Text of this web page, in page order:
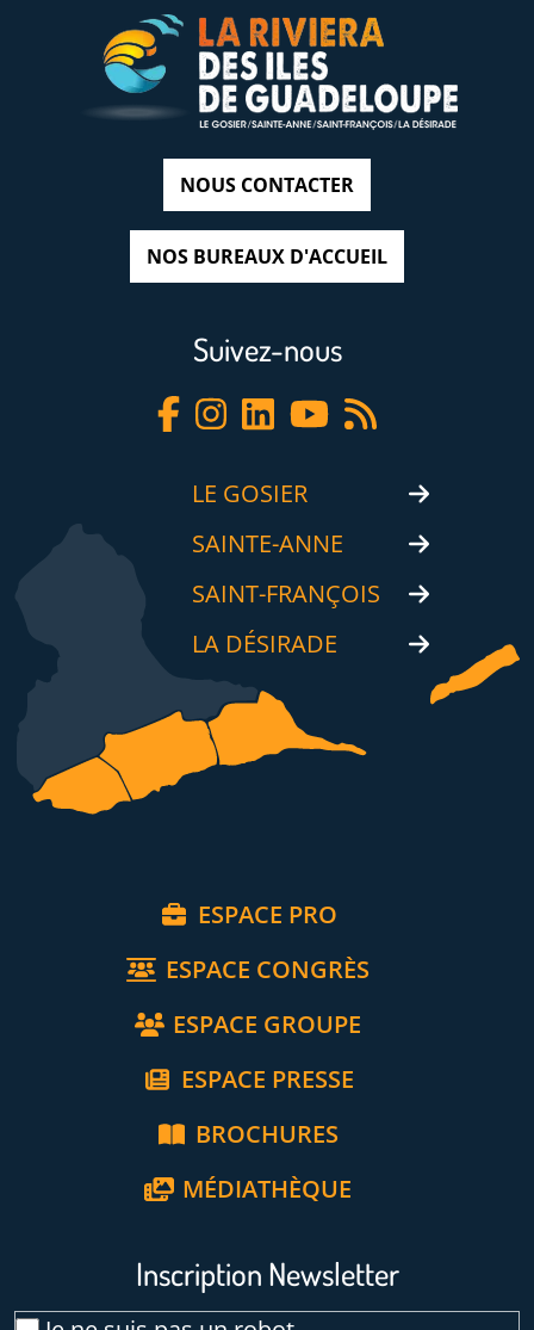
NOUS CONTACTER
NOS BUREAUX D'ACCUEIL
Suivez-nous
LE GOSIER
SAINTE-ANNE
SAINT-FRANÇOIS
LA DÉSIRADE
ESPACE PRO
ESPACE CONGRÈS
ESPACE GROUPE
ESPACE PRESSE
BROCHURES
MÉDIATHÈQUE
Inscription Newsletter